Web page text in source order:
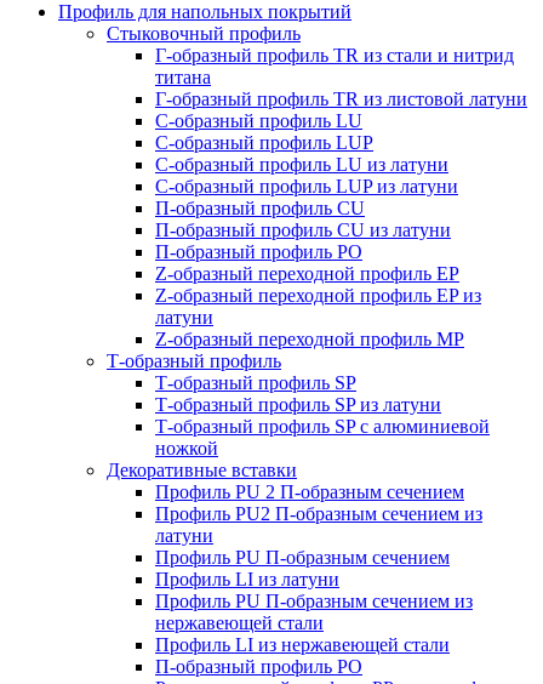
Профиль для напольных покрытий
Стыковочный профиль
Г-образный профиль TR из стали и нитрид
титана
Г-образный профиль TR из листовой латуни
C-образный профиль LU
C-образный профиль LUP
C-образный профиль LU из латуни
C-образный профиль LUP из латуни
П-образный профиль CU
П-образный профиль CU из латуни
П-образный профиль PO
Z-образный переходной профиль EP
Z-образный переходной профиль EP из
латуни
Z-образный переходной профиль MP
Т-образный профиль
Т-образный профиль SP
Т-образный профиль SP из латуни
Т-образный профиль SP c алюминиевой
ножкой
Декоративные вставки
Профиль PU 2 П-образным сечением
Профиль PU2 П-образным сечением из
латуни
Профиль PU П-образным сечением
Профиль LI из латуни
Профиль PU П-образным сечением из
нержавеющей стали
Профиль LI из нержавеющей стали
П-образный профиль PO